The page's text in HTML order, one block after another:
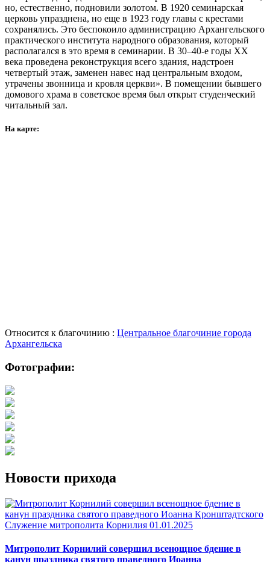
но, естественно, подновили золотом. В 1920 семинарская
церковь упразднена, но еще в 1923 году главы с крестами
сохранялись. Это беспокоило администрацию Архангельского
практического института народного образования, который
располагался в это время в семинарии. В 30–40-е годы XX
века проведена реконструкция всего здания, надстроен
четвертый этаж, заменен навес над центральным входом,
утрачены звонница и кровля церкви». В помещении бывшего
домового храма в советское время был открыт студенческий
читальный зал.
На карте:
Относится к благочинию : Центральное благочиние города
Архангельска
Фотографии:
Новости прихода
Служение митрополита Корнилия 01.01.2025
Митрополит Корнилий совершил всенощное бдение в
канун праздника святого праведного Иоанна